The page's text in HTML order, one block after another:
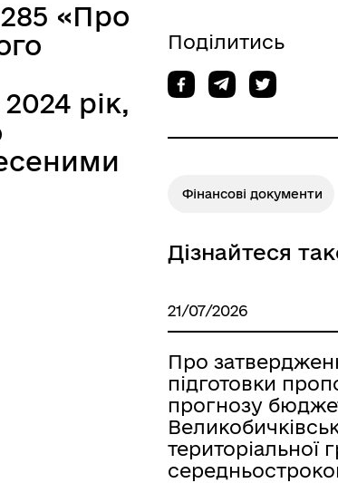
«Про
рік,
Поділитись
Фінансові документи
Дізнайтеся
21/07/2026
Про
підготовки
прогнозу
територіальної